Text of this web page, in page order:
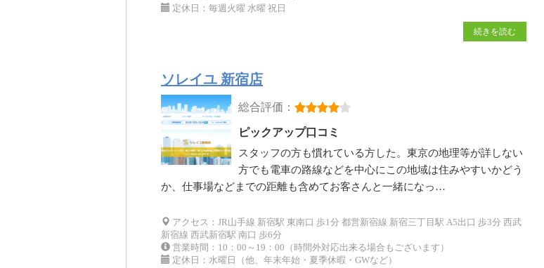
定休日：毎週火曜 水曜 祝日
続きを読む
ソレイユ 新宿店
総合評価：
ピックアップ口コミ
スタッフの方も慣れている方した。東京の地理等が詳しない
方でも電車の路線などを中心にこの地域は住みやすいかどう
か、仕事場などまでの距離も含めてお客さんと一緒になっ…
アクセス：JR山手線 新宿駅 東南口 歩1分 都営新宿線 新宿三丁目駅 A5出口 歩3分 西武
新宿線 西武新宿駅 南口 歩6分
営業時間：10：00～19：00（時間外対応出来る場合もございます）
定休日：水曜日（他、年末年始・夏季休暇・GWなど）